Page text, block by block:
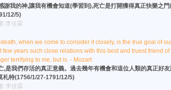
謝我的神,讓我有機會知道(學習到),死亡是打開獲得真正快樂之
12/5)
:李佳霖
when we come to consider it closely, is the true goal of
few years such close relations with this best and truest friend
terrifying to me, but is. - Mozart
,是我們存活的真正意義。過去幾年有機會和這位人類的真正好
札特(1756/1/27-1791/12/5)
:李佳霖